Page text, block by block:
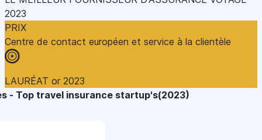
2023
PRIX
Centre de contact européen et service à la clientèle
LAURÉAT or 2023
- Top travel insurance startup's(2023)